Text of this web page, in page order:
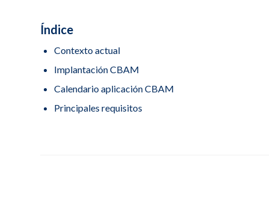
Índice
Contexto actual
Implantación CBAM
Calendario aplicación CBAM
Principales requisitos